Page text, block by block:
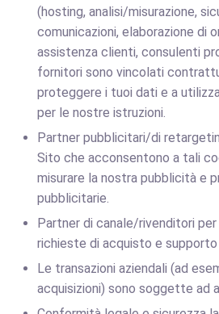
(hosting, analisi/misurazione,
comunicazioni, elaborazione di
assistenza clienti, consulenti
fornitori sono vincolati
proteggere i tuoi dati e a
per le nostre istruzioni.
Partner pubblicitari/di
Sito che acconsentono a tali
misurare la nostra pubblicità e
pubblicitarie.
Partner di canale/rivenditori
richieste di acquisto e supporto
Le transazioni aziendali (ad
acquisizioni) sono soggette ad